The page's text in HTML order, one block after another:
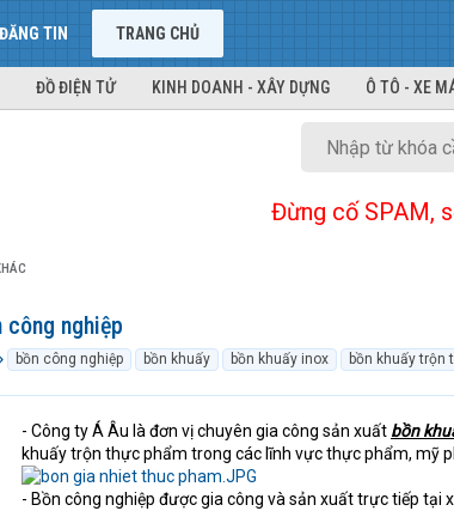
ĐĂNG TIN TRANG CHỦ
ĐỒ ĐIỆN TỬ KINH DOANH - XÂY DỰNG Ô TÔ - XE
Đừng cố SPAM,
công nghiệp
k
bồn công nghiệp bồn khuấy bồn khuấy inox bồn khuấy trộn
- Công ty Á Âu là đơn vị chuyên gia công sản xuất bồn
khuấy trộn thực phẩm trong các lĩnh vực thực phẩm, mỹ
- Bồn công nghiệp được gia công và sản xuất trực tiếp tại